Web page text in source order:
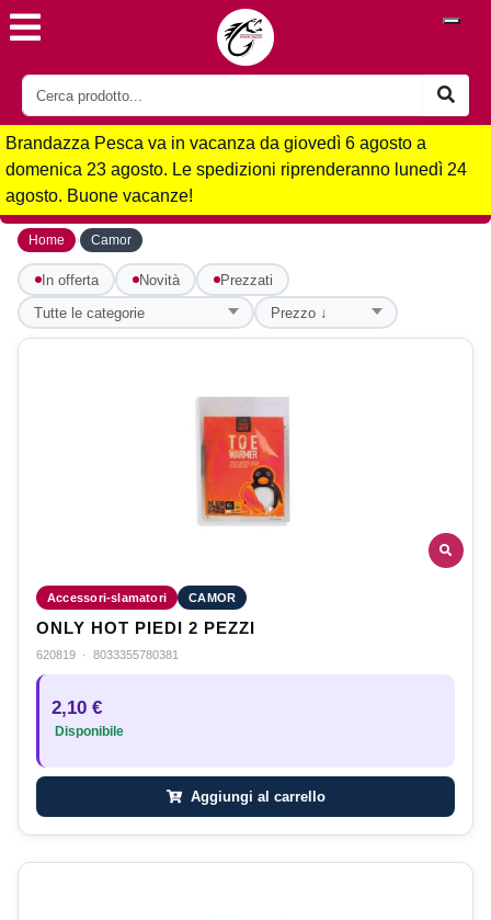
Brandazza Pesca va in vacanza da giovedì 6 agosto a
domenica 23 agosto. Le spedizioni riprenderanno lunedì 24
agosto. Buone vacanze!
Home › Camor
In offerta Novità Prezzati
Accessori-slamatori CAMOR
ONLY HOT PIEDI 2 PEZZI
620819 · 8033355780381
2,10 €
Disponibile
Aggiungi al carrello